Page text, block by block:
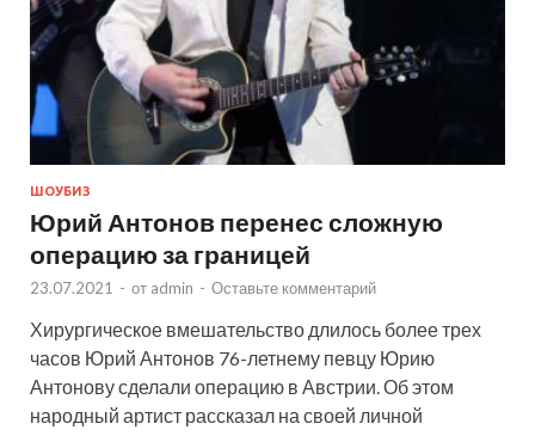
ШОУБИЗ
Юрий Антонов перенес сложную
операцию за границей
23.07.2021 - от admin - Оставьте комментарий
Хирургическое вмешательство длилось более трех
часов Юрий Антонов 76-летнему певцу Юрию
Антонову сделали операцию в Австрии. Об этом
народный артист рассказал на своей личной